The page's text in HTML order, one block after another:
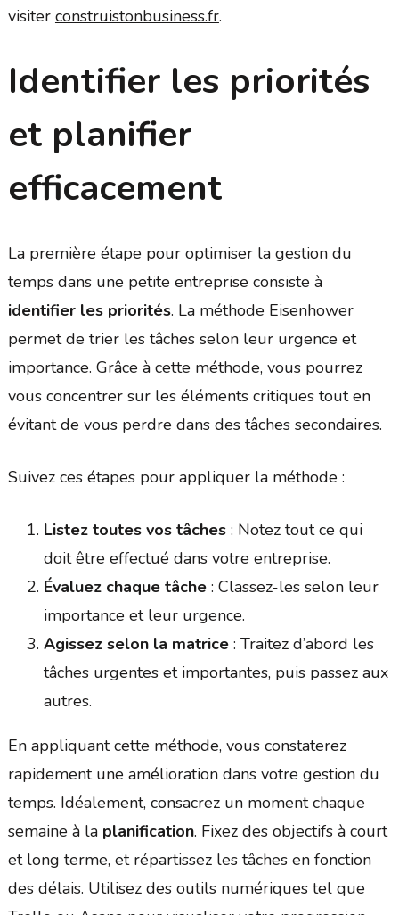
visiter construistonbusiness.fr.
Identifier les priorités
et planifier
efficacement
La première étape pour optimiser la gestion du
temps dans une petite entreprise consiste à
identifier les priorités. La méthode Eisenhower
permet de trier les tâches selon leur urgence et
importance. Grâce à cette méthode, vous pourrez
vous concentrer sur les éléments critiques tout en
évitant de vous perdre dans des tâches secondaires.
Suivez ces étapes pour appliquer la méthode :
Listez toutes vos tâches: Notez tout ce qui
doit être effectué dans votre entreprise.
Évaluez chaque tâche: Classez-les selon leur
importance et leur urgence.
Agissez selon la matrice: Traitez d’abord les
tâches urgentes et importantes, puis passez aux
autres.
En appliquant cette méthode, vous constaterez
rapidement une amélioration dans votre gestion du
temps. Idéalement, consacrez un moment chaque
semaine à la planification. Fixez des objectifs à court
et long terme, et répartissez les tâches en fonction
des délais. Utilisez des outils numériques tel que